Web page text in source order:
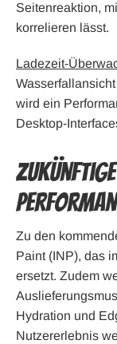
Seitenreaktion,
korrelieren lässt.
Ladezeit-
wird ein
Desktop-
Zu den
Paint (INP), das
ersetzt. Zudem
Hydration und
Nutzererlebnis